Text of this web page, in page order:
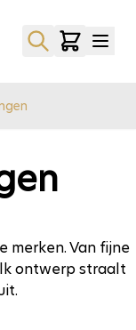
merken. Van fijne
ontwerp straalt